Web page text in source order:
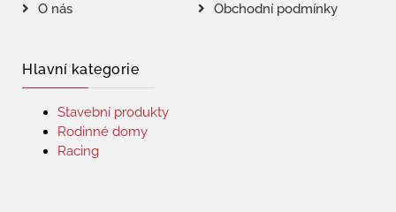
O nás
Obchodní podmínky
Hlavní kategorie
Stavební produkty
Rodinné domy
Racing